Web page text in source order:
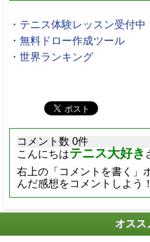
・テニス体験レッスン受付中
・無料ドロー作成ツール
・世界ランキング
コメント数 0件
こんにちはテニス大好き
右上の「コメントを書く」
んだ感想をコメントしよう！
オスス